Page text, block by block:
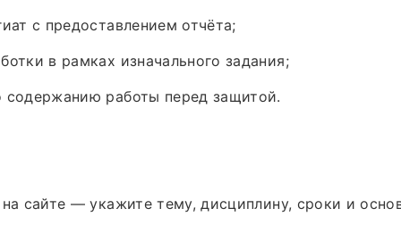
с предоставлением отчёта;
в рамках изначального задания;
содержанию работы перед защитой.
на сайте — укажите тему, дисциплину, сроки и